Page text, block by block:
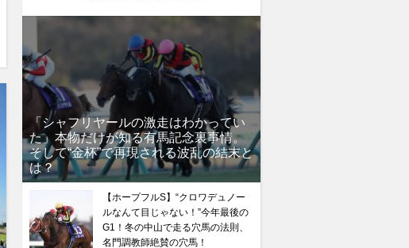
「シャフリヤールの激走はわかってい
た」本物だけが知る有馬記念裏事情。
そして“金杯”で再現される波乱の結末と
は？
【ホープフルS】“クロワデュノー
ルなんて目じゃない！”今年最後の
G1！冬の中山で走る穴馬の法則、
名門調教師絶賛の穴馬！